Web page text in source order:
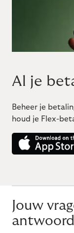
Al je
Beheer je
houd je Flex-
Jouw